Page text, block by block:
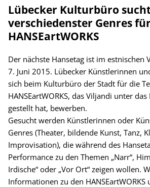
Lübecker Kulturbüro
verschiedenster Genres für
HANSEartWORKS
Der nächste Hansetag ist im estnischen
7. Juni 2015. Lübecker Künstlerinnen
sich beim Kulturbüro der Stadt für die
HANSEartWORKS, das Viljandi unter
gestellt hat, bewerben.
Gesucht werden Künstlerinnen oder
Genres (Theater, bildende Kunst, Tanz,
Improvisation), die während des
Performance zu den Themen „Narr“,
Irdische“ oder „Vor Ort“ zeigen wollen.
Informationen zu den